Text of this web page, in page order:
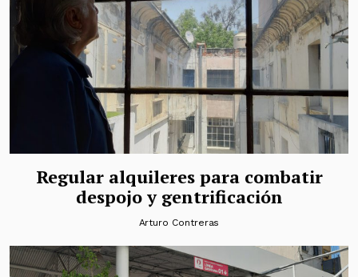
Regular alquileres para combatir
despojo y gentrificación
Arturo Contreras